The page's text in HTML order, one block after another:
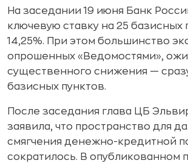
На заседании 19 июня Банк
ключевую ставку на 25 базисных
14,25%. При этом большинство
опрошенных «Ведомостями»,
существенного снижения —
базисных пунктов.
После заседания глава ЦБ
заявила, что пространство для
смягчения денежно-кредитной
сократилось. В опубликованном